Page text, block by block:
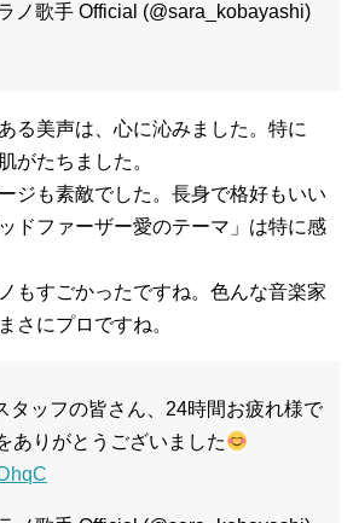
ノ歌手 Official (@sara_kobayashi)
る美声は、心に沁みました。特に
がたちました。
ジも素敵でした。長身で格好もいい
ドファーザー愛のテーマ」は特に感
もすごかったですね。色んな音楽家
さにプロですね。
タッフの皆さん、24時間お疲れ様で
ありがとうございました